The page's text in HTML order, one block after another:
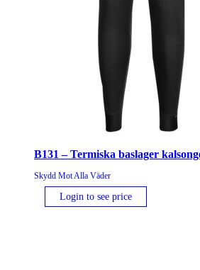
B131 – Termiska baslager
Skydd Mot Alla Väder
Login to see price